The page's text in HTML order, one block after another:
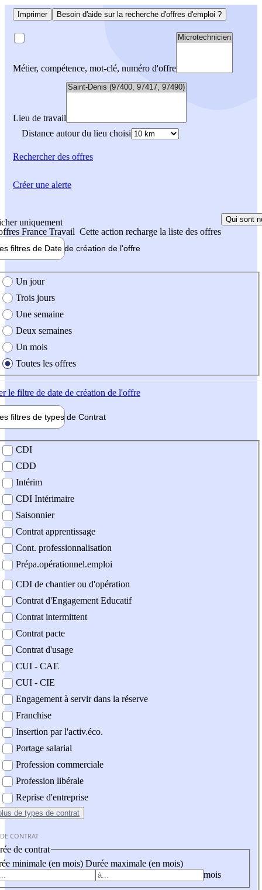
Imprimer Besoin d'aide sur la recherche d'offres d'emploi ?
Métier, compétence, mot-clé, numéro d'offre
Lieu de travail
Distance autour du lieu choisi
Rechercherdes offres
uniquement
France Travail Cette action recharge la liste des offres
Qui sont
filtres de Date de création de l'offre
création de l'offre
Un jour
Trois jours
Une semaine
Deux semaines
Un mois
Toutes les offres
le filtre de date de création de l'offre
filtres de types de Contrat
contrat
CDI
CDD
Intérim
CDI Intérimaire
Saisonnier
Contrat apprentissage
Cont. professionnalisation
Prépa.opérationnel.emploi
CDI de chantier ou d'opération
Contrat d'Engagement Educatif
Contrat intermittent
Contrat pacte
Contrat d'usage
CUI - CAE
CUI - CIE
Engagement à servir dans la réserve
Franchise
Insertion par l'activ.éco.
Portage salarial
Profession commerciale
Profession libérale
Reprise d'entreprise
de types de contrat
CONTRAT
de contrat
minimale (en mois) Durée maximale (en mois)
mois
Créer une alerte